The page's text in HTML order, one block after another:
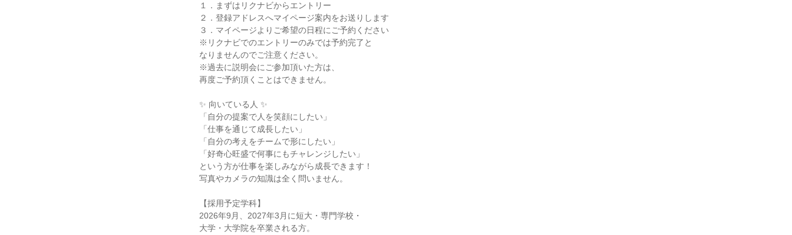
１．まずはリクナビからエントリー
２．登録アドレスへマイページ案内をお送りします
３．マイページよりご希望の日程にご予約ください
※リクナビでのエントリーのみでは予約完了と
なりませんのでご注意ください。
※過去に説明会にご参加頂いた方は、
再度ご予約頂くことはできません。
✨ 向いている人 ✨
「自分の提案で人を笑顔にしたい」
「仕事を通じて成長したい」
「自分の考えをチームで形にしたい」
「好奇心旺盛で何事にもチャレンジしたい」
という方が仕事を楽しみながら成長できます！
写真やカメラの知識は全く問いません。
【採用予定学科】
2026年9月、2027年3月に短大・専門学校・
大学・大学院を卒業される方。